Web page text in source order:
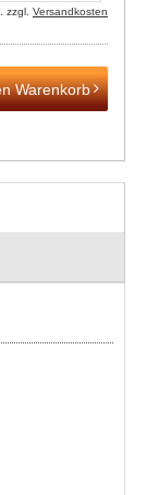
zzgl. Versandkosten
Warenkorb